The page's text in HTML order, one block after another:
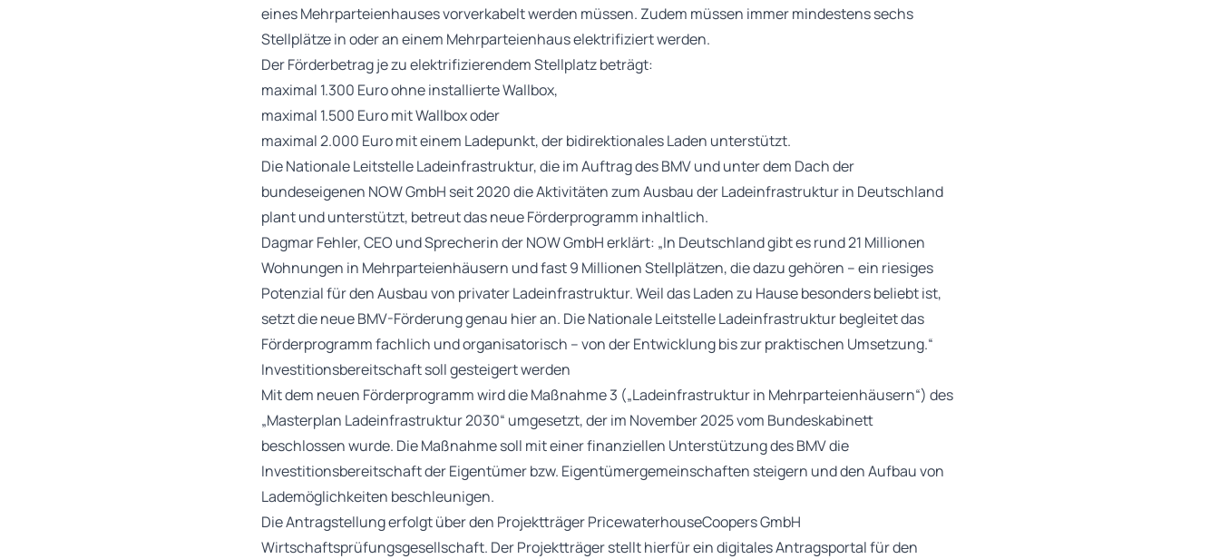
eines Mehrparteienhauses vorverkabelt werden müssen. Zudem müssen immer mindestens sechs
Stellplätze in oder an einem Mehrparteienhaus elektrifiziert werden.
Der Förderbetrag je zu elektrifizierendem Stellplatz beträgt:
maximal 1.300 Euro ohne installierte Wallbox,
maximal 1.500 Euro mit Wallbox oder
maximal 2.000 Euro mit einem Ladepunkt, der bidirektionales Laden unterstützt.
Die Nationale Leitstelle Ladeinfrastruktur, die im Auftrag des BMV und unter dem Dach der
bundeseigenen NOW GmbH seit 2020 die Aktivitäten zum Ausbau der Ladeinfrastruktur in Deutschland
plant und unterstützt, betreut das neue Förderprogramm inhaltlich.
Dagmar Fehler, CEO und Sprecherin der NOW GmbH erklärt: „In Deutschland gibt es rund 21 Millionen
Wohnungen in Mehrparteienhäusern und fast 9 Millionen Stellplätzen, die dazu gehören – ein riesiges
Potenzial für den Ausbau von privater Ladeinfrastruktur. Weil das Laden zu Hause besonders beliebt ist,
setzt die neue BMV-Förderung genau hier an. Die Nationale Leitstelle Ladeinfrastruktur begleitet das
Förderprogramm fachlich und organisatorisch – von der Entwicklung bis zur praktischen Umsetzung.“
Investitionsbereitschaft soll gesteigert werden
Mit dem neuen Förderprogramm wird die Maßnahme 3 („Ladeinfrastruktur in Mehrparteienhäusern“) des
„Masterplan Ladeinfrastruktur 2030“ umgesetzt, der im November 2025 vom Bundeskabinett
beschlossen wurde. Die Maßnahme soll mit einer finanziellen Unterstützung des BMV die
Investitionsbereitschaft der Eigentümer bzw. Eigentümergemeinschaften steigern und den Aufbau von
Lademöglichkeiten beschleunigen.
Die Antragstellung erfolgt über den Projektträger PricewaterhouseCoopers GmbH
Wirtschaftsprüfungsgesellschaft. Der Projektträger stellt hierfür ein digitales Antragsportal für den